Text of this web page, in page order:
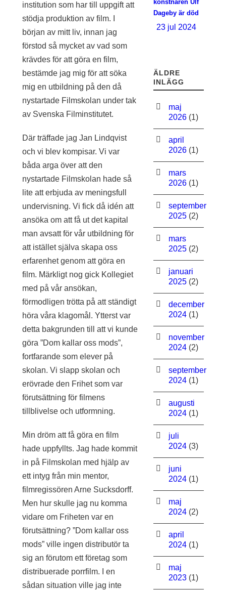
institution som har till uppgift att
stödja produktion av film. I
början av mitt liv, innan jag
förstod så mycket av vad som
krävdes för att göra en film,
bestämde jag mig för att söka
mig en utbildning på den då
nystartade Filmskolan under tak
av Svenska Filminstitutet.
Där träffade jag Jan Lindqvist
och vi blev kompisar. Vi var
båda arga över att den
nystartade Filmskolan hade så
lite att erbjuda av meningsfull
undervisning. Vi fick då idén att
ansöka om att få ut det kapital
man avsatt för vår utbildning för
att istället själva skapa oss
erfarenhet genom att göra en
film. Märkligt nog gick Kollegiet
med på vår ansökan,
förmodligen trötta på att ständigt
höra våra klagomål. Ytterst var
detta bakgrunden till att vi kunde
göra ”Dom kallar oss mods”,
fortfarande som elever på
skolan. Vi slapp skolan och
erövrade den Frihet som var
förutsättning för filmens
tillblivelse och utformning.
Min dröm att få göra en film
hade uppfyllts. Jag hade kommit
in på Filmskolan med hjälp av
ett intyg från min mentor,
filmregissören Arne Sucksdorff.
Men hur skulle jag nu komma
vidare om Friheten var en
förutsättning? ”Dom kallar oss
mods” ville ingen distributör ta
sig an förutom ett företag som
distribuerade porrfilm. I en
sådan situation ville jag inte
konstnären Ulf
Dageby är död
23 jul 2024
ÄLDRE
INLÄGG
maj
2026 (1)
april
2026 (1)
mars
2026 (1)
september
2025 (2)
mars
2025 (2)
januari
2025 (2)
december
2024 (1)
november
2024 (2)
september
2024 (1)
augusti
2024 (1)
juli
2024 (3)
juni
2024 (1)
maj
2024 (2)
april
2024 (1)
maj
2023 (1)